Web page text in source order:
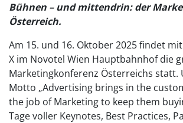
Bühnen – und mittendrin: der
Österreich.
Am 15. und 16. Oktober 2025 findet mit
X im Novotel Wien Hauptbahnhof die
Marketingkonferenz Österreichs statt.
Motto „Advertising brings in the
the job of Marketing to keep them
Tage voller Keynotes, Best Practices,